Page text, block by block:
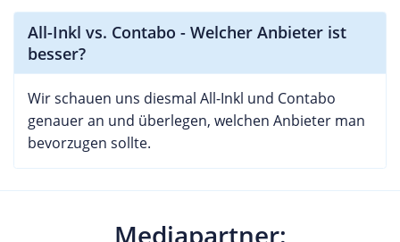
All-Inkl vs. Contabo - Welcher Anbieter ist
besser?
Wir schauen uns diesmal All-Inkl und Contabo
genauer an und überlegen, welchen Anbieter man
bevorzugen sollte.
Mediapartner: